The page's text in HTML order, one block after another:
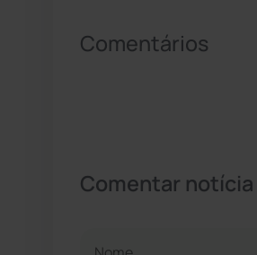
Comentários
Comentar notícia